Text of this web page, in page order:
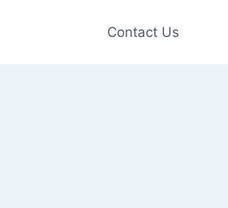
Contact Us